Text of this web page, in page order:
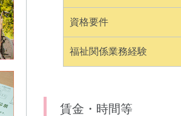
資格要件
福祉関係業務経験
賃金・時間等